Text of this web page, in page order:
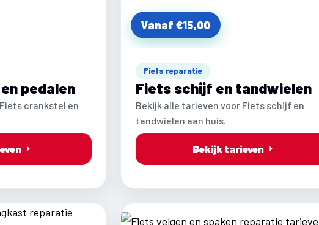
pedalen
crankstel en
Vanaf €15,00
Fiets reparatie
Fiets schijf en tandwielen
Bekijk alle tarieven voor Fiets schijf en
tandwielen aan huis.
Bekijk tarieven